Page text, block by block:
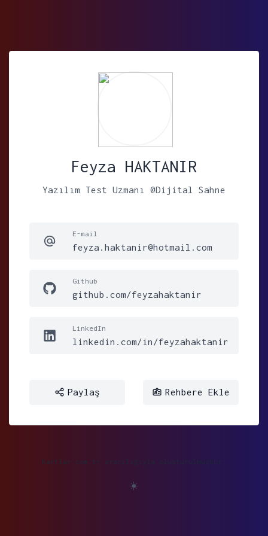
Feyza HAKTANIR
Yazılım Test Uzmanı @Dijital Sahne
E-mail
feyza.haktanir@hotmail.com
Github
github.com/feyzahaktanir
LinkedIn
linkedin.com/in/feyzahaktanir
Paylaş Rehbere Ekle
Kartlar.com.tr aracılığıyla oluşturulmuştur.
☀️